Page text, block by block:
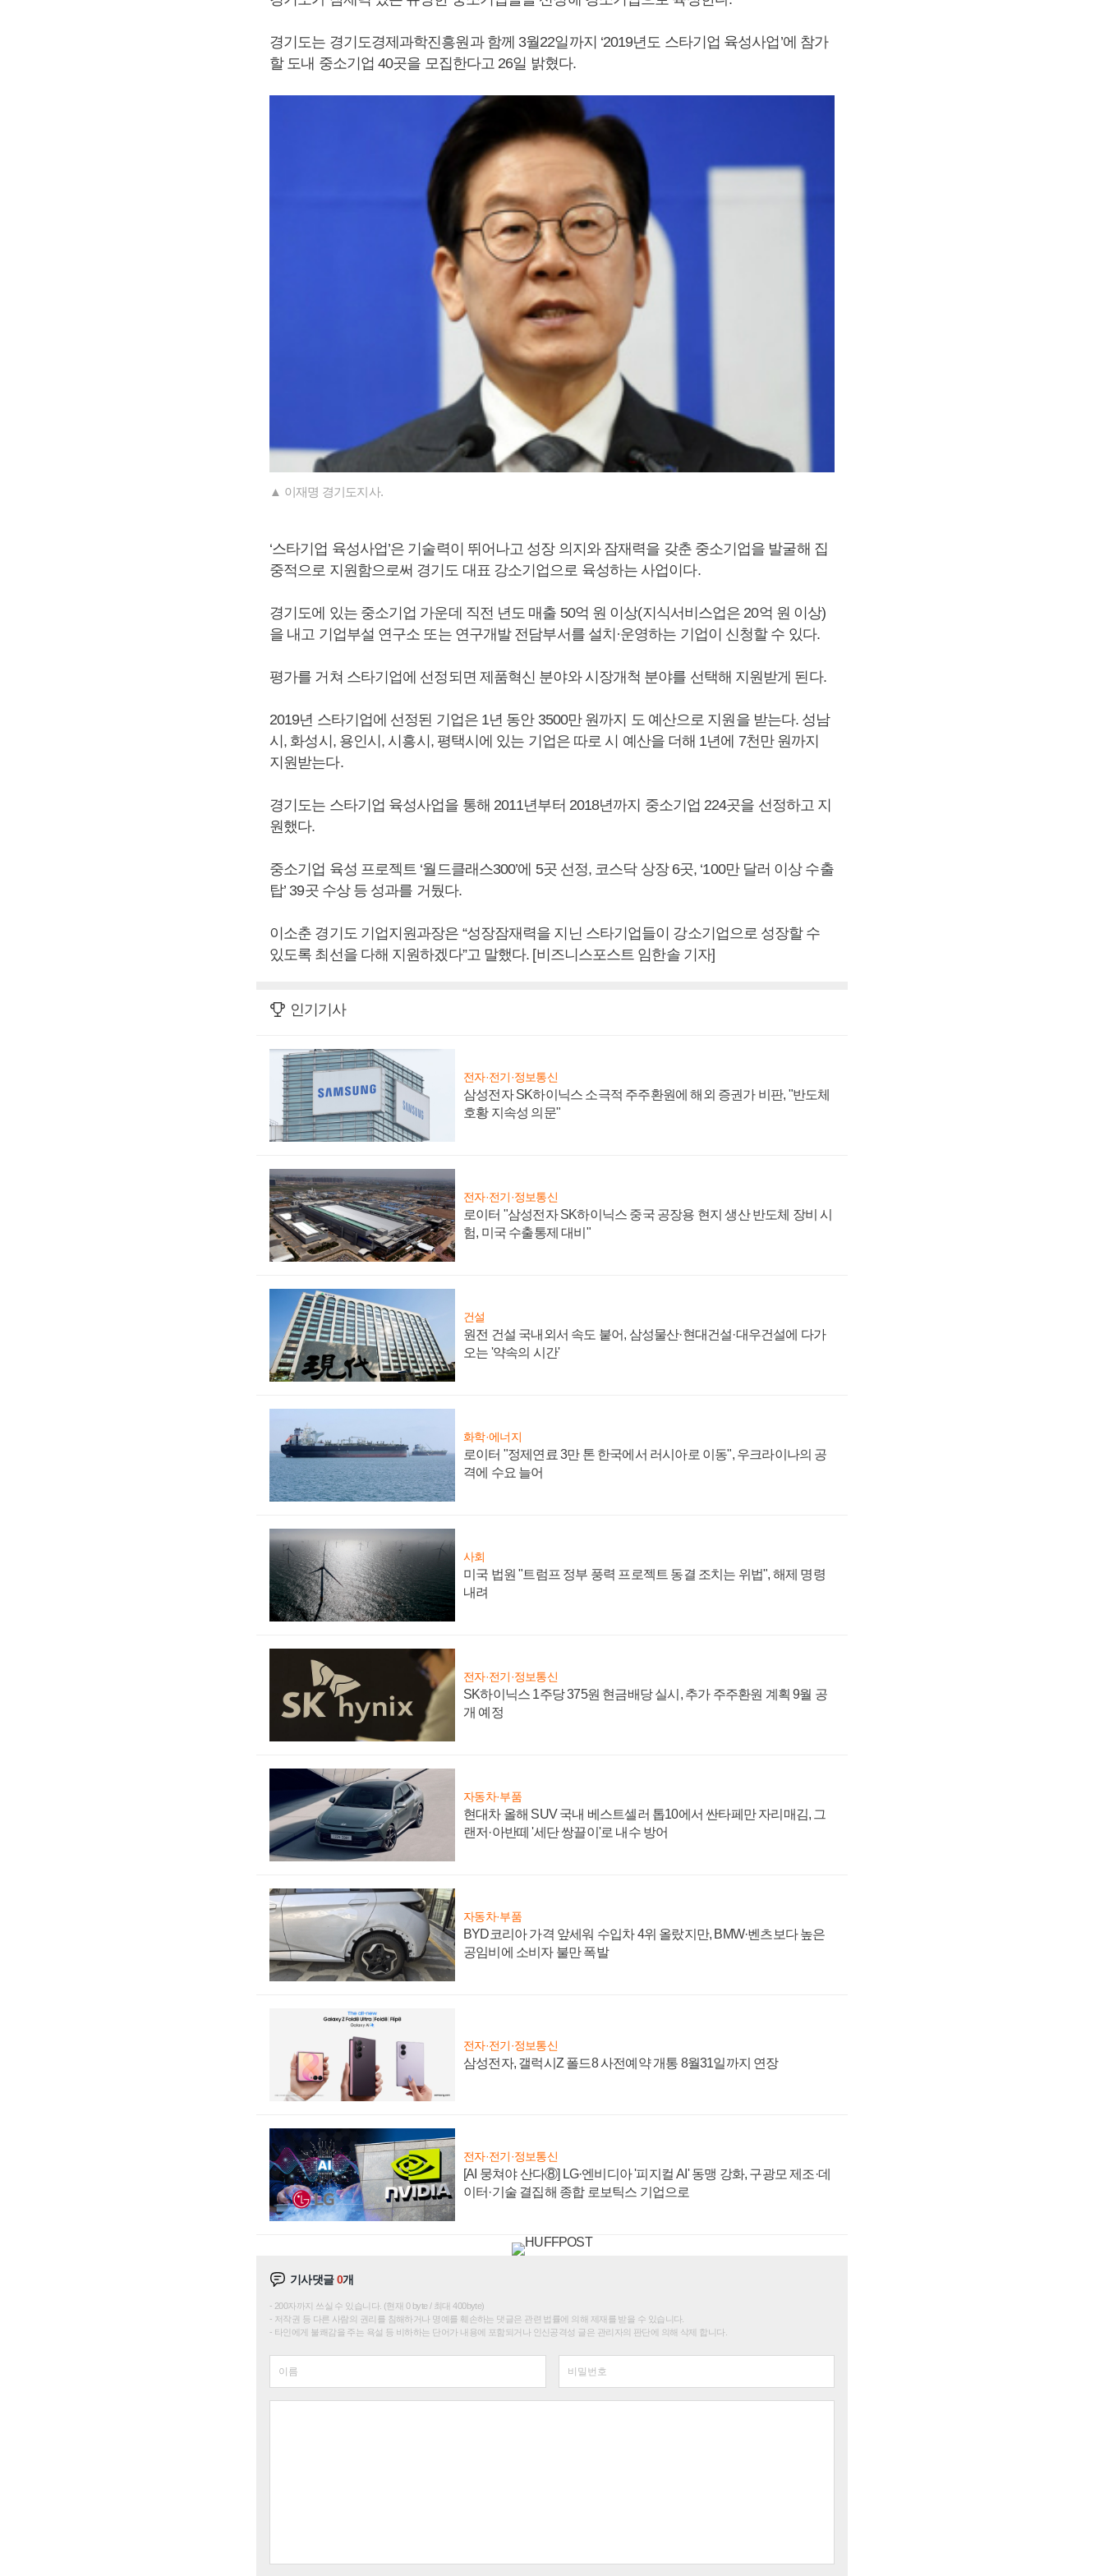
경기도는 경기도경제과학진흥원과 함께 3월22일까지 ‘2019년도 스타기업 육성사업’에 참가
할 도내 중소기업 40곳을 모집한다고 26일 밝혔다.
▲ 이재명 경기도지사.
‘스타기업 육성사업’은 기술력이 뛰어나고 성장 의지와 잠재력을 갖춘 중소기업을 발굴해 집
중적으로 지원함으로써 경기도 대표 강소기업으로 육성하는 사업이다.
경기도에 있는 중소기업 가운데 직전 년도 매출 50억 원 이상(지식서비스업은 20억 원 이상)
을 내고 기업부설 연구소 또는 연구개발 전담부서를 설치·운영하는 기업이 신청할 수 있다.
평가를 거쳐 스타기업에 선정되면 제품혁신 분야와 시장개척 분야를 선택해 지원받게 된다.
2019년 스타기업에 선정된 기업은 1년 동안 3500만 원까지 도 예산으로 지원을 받는다. 성남
시, 화성시, 용인시, 시흥시, 평택시에 있는 기업은 따로 시 예산을 더해 1년에 7천만 원까지
지원받는다.
경기도는 스타기업 육성사업을 통해 2011년부터 2018년까지 중소기업 224곳을 선정하고 지
원했다.
중소기업 육성 프로젝트 ‘월드클래스300’에 5곳 선정, 코스닥 상장 6곳, ‘100만 달러 이상 수출
탑’ 39곳 수상 등 성과를 거뒀다.
이소춘 경기도 기업지원과장은 “성장잠재력을 지닌 스타기업들이 강소기업으로 성장할 수
있도록 최선을 다해 지원하겠다”고 말했다. [비즈니스포스트 임한솔 기자]
인기기사
전자·전기·정보통신
삼성전자 SK하이닉스 소극적 주주환원에 해외 증권가 비판, "반도체
호황 지속성 의문"
전자·전기·정보통신
로이터 "삼성전자 SK하이닉스 중국 공장용 현지 생산 반도체 장비 시
험, 미국 수출통제 대비"
건설
원전 건설 국내외서 속도 붙어, 삼성물산·현대건설·대우건설에 다가
오는 '약속의 시간'
화학·에너지
로이터 "정제연료 3만 톤 한국에서 러시아로 이동", 우크라이나의 공
격에 수요 늘어
사회
미국 법원 "트럼프 정부 풍력 프로젝트 동결 조치는 위법", 해제 명령
내려
전자·전기·정보통신
SK하이닉스 1주당 375원 현금배당 실시, 추가 주주환원 계획 9월 공
개 예정
자동차·부품
현대차 올해 SUV 국내 베스트셀러 톱10에서 싼타페만 자리매김, 그
랜저·아반떼 '세단 쌍끌이'로 내수 방어
자동차·부품
BYD코리아 가격 앞세워 수입차 4위 올랐지만, BMW·벤츠보다 높은
공임비에 소비자 불만 폭발
전자·전기·정보통신
삼성전자, 갤럭시Z 폴드8 사전예약 개통 8월31일까지 연장
전자·전기·정보통신
[AI 뭉쳐야 산다⑧] LG·엔비디아 '피지컬 AI' 동맹 강화, 구광모 제조·데
이터·기술 결집해 종합 로보틱스 기업으로
기사댓글0개
200자까지 쓰실 수 있습니다. (현재 0 byte / 최대 400byte)
저작권 등 다른 사람의 권리를 침해하거나 명예를 훼손하는 댓글은 관련 법률에 의해 제재를 받을 수 있습니다.
타인에게 불쾌감을 주는 욕설 등 비하하는 단어가 내용에 포함되거나 인신공격성 글은 관리자의 판단에 의해 삭제 합니다.